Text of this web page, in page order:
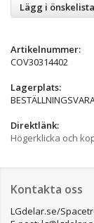
Lägg i önskelista
Artikelnummer:
COV30314402
Lagerplats:
Direktlänk:
Högerklicka och
Kontakta oss
LGdelar.se/